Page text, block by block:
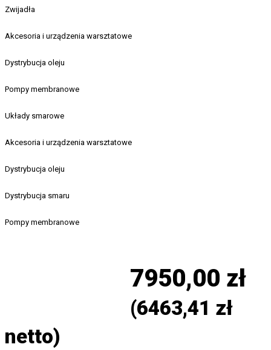
Zwijadła
Akcesoria i urządzenia warsztatowe
Dystrybucja oleju
Pompy membranowe
Układy smarowe
Akcesoria i urządzenia warsztatowe
Dystrybucja oleju
Dystrybucja smaru
Pompy membranowe
7950,00 zł
(6463,41 zł
netto)